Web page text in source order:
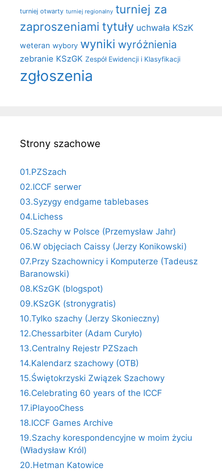
turniej otwarty turniej regionalny turniej za
zaproszeniami tytuły uchwała KSzK
weteran wybory wyniki wyróżnienia
zebranie KSzGK Zespół Ewidencji i Klasyfikacji
zgłoszenia
Strony szachowe
01.PZSzach
02.ICCF serwer
03.Syzygy endgame tablebases
04.Lichess
05.Szachy w Polsce (Przemysław Jahr)
06.W objęciach Caissy (Jerzy Konikowski)
07.Przy Szachownicy i Komputerze (Tadeusz
Baranowski)
08.KSzGK (blogspot)
09.KSzGK (stronygratis)
10.Tylko szachy (Jerzy Skonieczny)
12.Chessarbiter (Adam Curyło)
13.Centralny Rejestr PZSzach
14.Kalendarz szachowy (OTB)
15.Świętokrzyski Związek Szachowy
16.Celebrating 60 years of the ICCF
17.iPlayooChess
18.ICCF Games Archive
19.Szachy korespondencyjne w moim życiu
(Władysław Król)
20.Hetman Katowice